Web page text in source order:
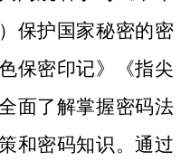
）保护国家秘密的密
保密印记》《指尖
面了解掌握密码法
和密码知识。通过